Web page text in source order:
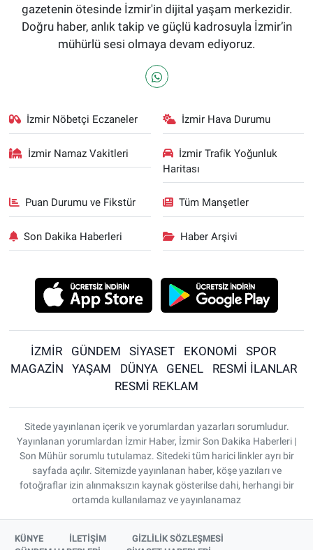
gazetenin ötesinde İzmir'in dijital yaşam merkezidir.
Doğru haber, anlık takip ve güçlü kadrosuyla İzmir’in
mühürlü sesi olmaya devam ediyoruz.
İzmir Nöbetçi Eczaneler İzmir Hava Durumu
İzmir Namaz Vakitleri
İzmir Trafik Yoğunluk
Haritası
Puan Durumu ve Fikstür Tüm Manşetler
Son Dakika Haberleri Haber Arşivi
İZMİR GÜNDEM SİYASET EKONOMİ
SPOR
MAGAZİN
YAŞAM DÜNYA GENEL
RESMİ İLANLAR
RESMİ REKLAM
Sitede yayınlanan içerik ve yorumlardan yazarları sorumludur.
Yayınlanan yorumlardan İzmir Haber, İzmir Son Dakika Haberleri |
Son Mühür sorumlu tutulamaz. Sitedeki tüm harici linkler ayrı bir
sayfada açılır. Sitemizde yayınlanan haber, köşe yazıları ve
fotoğraflar izin alınmaksızın kaynak gösterilse dahi, herhangi bir
ortamda kullanılamaz ve yayınlanamaz
KÜNYE İLETİŞİM
GİZLİLİK SÖZLEŞMESİ